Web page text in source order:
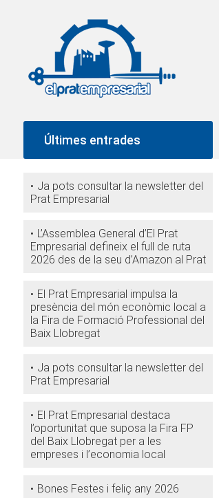
Últimes entrades
Ja pots consultar la newsletter del
Prat Empresarial
L’Assemblea General d’El Prat
Empresarial defineix el full de ruta
2026 des de la seu d’Amazon al Prat
El Prat Empresarial impulsa la
presència del món econòmic local a
la Fira de Formació Professional del
Baix Llobregat
Ja pots consultar la newsletter del
Prat Empresarial
El Prat Empresarial destaca
l’oportunitat que suposa la Fira FP
del Baix Llobregat per a les
empreses i l’economia local
Bones Festes i feliç any 2026